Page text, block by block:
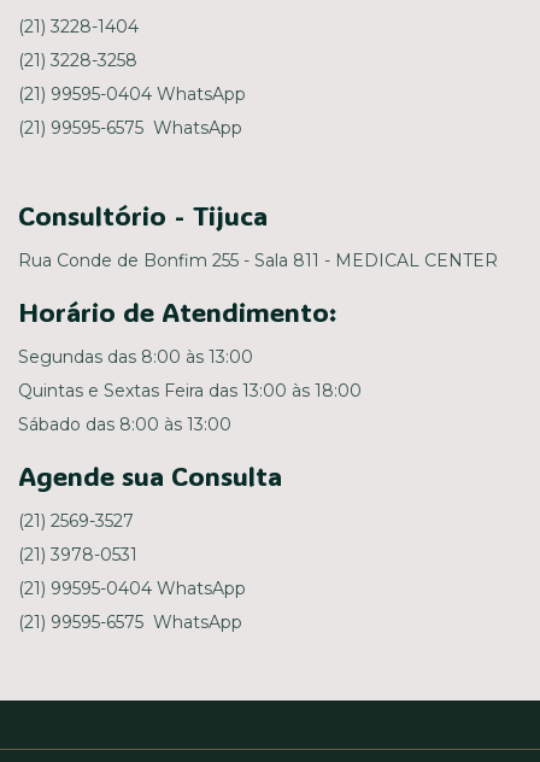
(21) 3228-1404
(21) 3228-3258
(21) 99595-0404 WhatsApp
(21) 99595-6575 WhatsApp
Consultório - Tijuca
Rua Conde de Bonfim 255 - Sala 811 - MEDICAL CENTER
Horário de Atendimento:
Segundas das 8:00 às 13:00
Quintas e Sextas Feira das 13:00 às 18:00
Sábado das 8:00 às 13:00
Agende sua Consulta
(21) 2569-3527
(21) 3978-0531
(21) 99595-0404 WhatsApp
(21) 99595-6575 WhatsApp